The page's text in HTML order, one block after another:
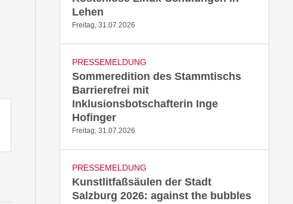
Lehen
Freitag, 31.07.2026
PRESSEMELDUNG
Sommeredition des Stammtischs
Barrierefrei mit
Inklusionsbotschafterin Inge
Hofinger
Freitag, 31.07.2026
PRESSEMELDUNG
Kunstlitfaßsäulen der Stadt
Salzburg 2026: against the bubbles